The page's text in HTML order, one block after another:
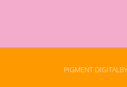
PIGMENT